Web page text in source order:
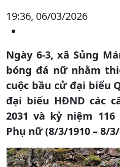
19:36, 06/03/2026
Ngày 6-3, xã Sủng
bóng đá nữ nhằm
cuộc bầu cử đại biểu
đại biểu HĐND các
2031 và kỷ niệm
Phụ nữ (8/3/1910 – 8/